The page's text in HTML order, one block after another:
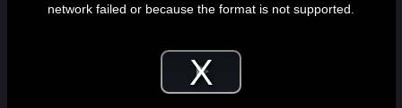
Play
network failed or because the format is not supported.